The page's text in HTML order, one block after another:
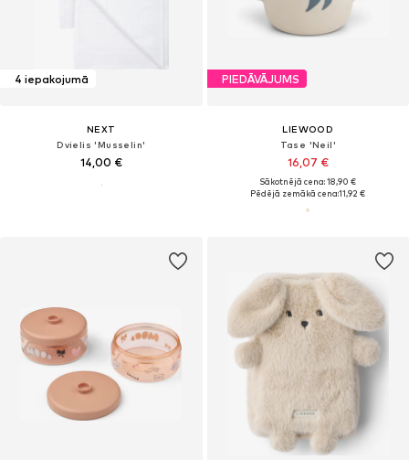
4 iepakojumā
NEXT
Dvielis 'Musselin'
14,00 €
PIEDĀVĀJUMS
LIEWOOD
Tase 'Neil'
16,07 €
Sākotnējā cena: 18,90 €
Pēdējā zemākā cena:11,92 €